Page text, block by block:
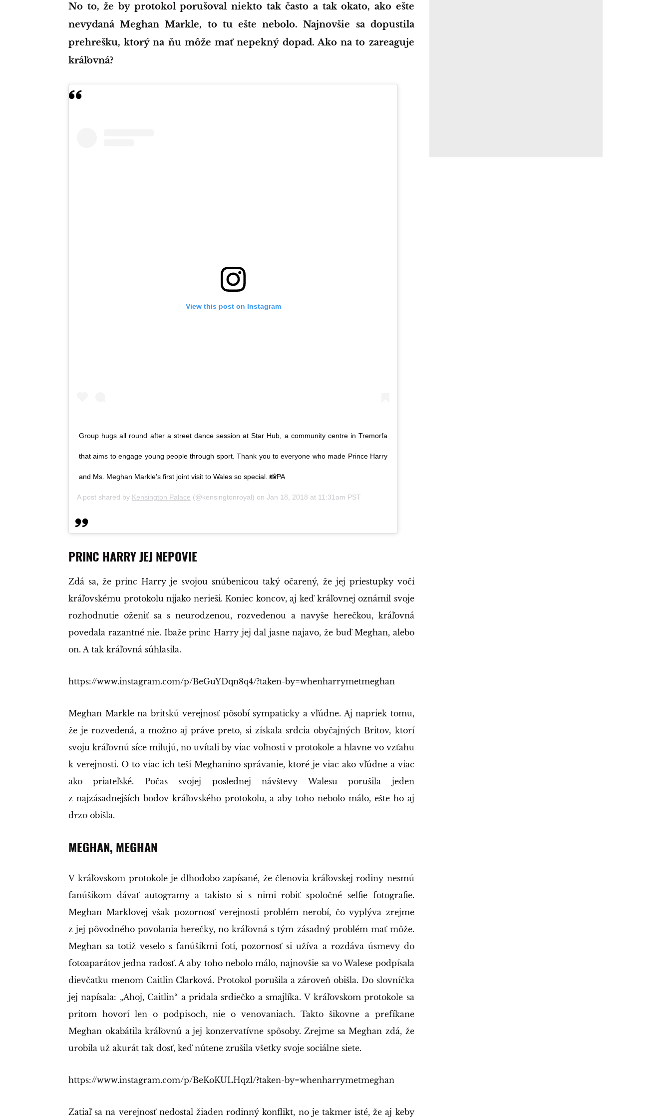
No to, že by protokol porušoval niekto tak často a tak okato, ako ešte
nevydaná Meghan Markle, to tu ešte nebolo. Najnovšie sa dopustila
prehrešku, ktorý na ňu môže mať nepekný dopad. Ako na to zareaguje
kráľovná?
View this post on Instagram
Group hugs all round after a street dance session at Star Hub, a community centre in Tremorfa
that aims to engage young people through sport. Thank you to everyone who made Prince Harry
and Ms. Meghan Markle’s first joint visit to Wales so special. 📸PA
A post shared by Kensington Palace (@kensingtonroyal) on Jan 18, 2018 at 11:31am PST
PRINC HARRY JEJ NEPOVIE
Zdá sa, že princ Harry je svojou snúbenicou taký očarený, že jej priestupky voči
kráľovskému protokolu nijako nerieši. Koniec koncov, aj keď kráľovnej oznámil svoje
rozhodnutie oženiť sa s neurodzenou, rozvedenou a navyše herečkou, kráľovná
povedala razantné nie. Ibaže princ Harry jej dal jasne najavo, že buď Meghan, alebo
on. A tak kráľovná súhlasila.
https://www.instagram.com/p/BeGuYDqn8q4/?taken-by=whenharrymetmeghan
Meghan Markle na britskú verejnosť pôsobí sympaticky a vľúdne. Aj napriek tomu,
že je rozvedená, a možno aj práve preto, si získala srdcia obyčajných Britov, ktorí
svoju kráľovnú síce milujú, no uvítali by viac voľnosti v protokole a hlavne vo vzťahu
k verejnosti. O to viac ich teší Meghanino správanie, ktoré je viac ako vľúdne a viac
ako priateľské. Počas svojej poslednej návštevy Walesu porušila jeden
z najzásadnejších bodov kráľovského protokolu, a aby toho nebolo málo, ešte ho aj
drzo obišla.
MEGHAN, MEGHAN
V kráľovskom protokole je dlhodobo zapísané, že členovia kráľovskej rodiny nesmú
fanúšikom dávať autogramy a takisto si s nimi robiť spoločné selfie fotografie.
Meghan Marklovej však pozornosť verejnosti problém nerobí, čo vyplýva zrejme
z jej pôvodného povolania herečky, no kráľovná s tým zásadný problém mať môže.
Meghan sa totiž veselo s fanúšikmi fotí, pozornosť si užíva a rozdáva úsmevy do
fotoaparátov jedna radosť. A aby toho nebolo málo, najnovšie sa vo Walese podpísala
dievčatku menom Caitlin Clarková. Protokol porušila a zároveň obišla. Do slovníčka
jej napísala: „Ahoj, Caitlin“ a pridala srdiečko a smajlíka. V kráľovskom protokole sa
pritom hovorí len o podpisoch, nie o venovaniach. Takto šikovne a prefíkane
Meghan okabátila kráľovnú a jej konzervatívne spôsoby. Zrejme sa Meghan zdá, že
urobila už akurát tak dosť, keď nútene zrušila všetky svoje sociálne siete.
https://www.instagram.com/p/BeKoKULHqzl/?taken-by=whenharrymetmeghan
Zatiaľ sa na verejnosť nedostal žiaden rodinný konflikt, no je takmer isté, že aj keby